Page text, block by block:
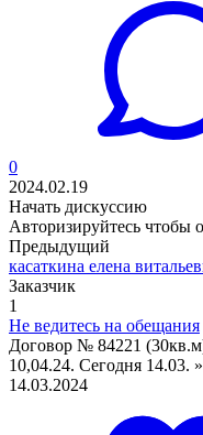
0
2024.02.19
Начать дискуссию
Авторизируйтесь чтобы
Предыдущий
касаткина елена
Заказчик
1
Не ведитесь на обещания
Договор № 84221
10,04.24. Сегодня 14.03.
14.03.2024